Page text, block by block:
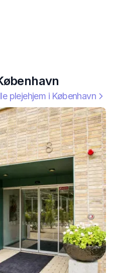
plejehjem i København